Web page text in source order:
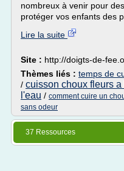
nombreux à venir pour
protéger vos enfants des
Lire la suite
Site : http://doigts-de-
Thèmes liés : temps de
/ cuisson choux fleurs a
l'eau / comment cuire un
sans odeur
37 Ressources